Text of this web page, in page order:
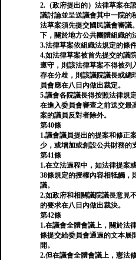
2.（政府提出的）法律草案在
議討論並呈送議會其中一院的
法草案須先提交國民議會審議
下，關於地方公共團體組織的
3.法律草案依組織法規定的條
4.如法律草案被首先提交的議
遵守，則該法律草案不得被列
存在分歧，則該議院議長或總
員會應在八日內做出裁定。
5.議會各院議長得按照法律規
在進入委員會審查之前送交最
案的議員反對者除外。
第40條
1.議會議員提出的提案和修正
少，或增加或創設公共財務的
第41條
1.在立法過程中，如法律提案
38條規定的授權內容相牴觸，
議。
2.如政府和相關議院議長意見
的要求在八日內做出裁決。
第42條
1.在議會全體會議上，關於法
條提交給委員會通過的文本展
開。
2.但在議會全體會議上，憲法